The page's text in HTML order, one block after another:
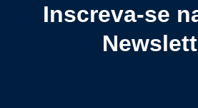
Inscreva-se